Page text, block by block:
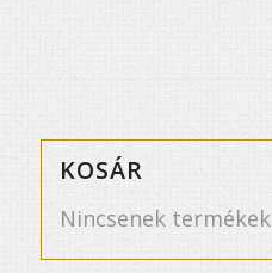
KOSÁR
Nincsenek